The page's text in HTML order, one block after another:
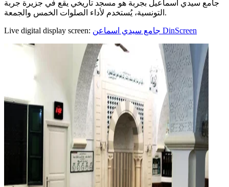
جامع سيدي اسماعيل بجربة هو مسجد تاريخي يقع في جزيرة جربة
التونسية، يُستخدم لأداء الصلوات الخمس والجمعة.
Live digital display screen: جامع سيدي اسماعن DinScreen